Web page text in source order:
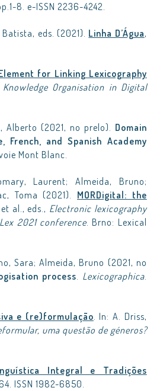
8. e-ISSN 2236-4242.
eds. (2021). Linha D’Água,
for Linking Lexicography
Organisation in Digital
Alberto (2021, no prelo). Domain
and Spanish Academy
Mont Blanc.
Laurent; Almeida, Bruno;
Toma (2021). MORDigital: the
al., eds., Electronic lexicography
2021 conference. Brno: Lexical
Sara; Almeida, Bruno (2021, no
process. Lexicographica.
e (re)formulação. In: A. Driss,
uma questão de géneros?
Integral e Tradições
ISSN 1982-6850.